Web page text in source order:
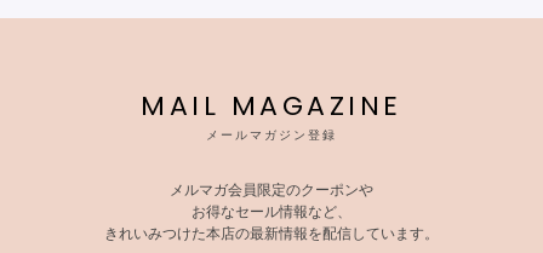
MAIL MAGAZINE
メールマガジン登録
メルマガ会員限定のクーポンや
お得なセール情報など、
きれいみつけた本店の最新情報を配信しています。